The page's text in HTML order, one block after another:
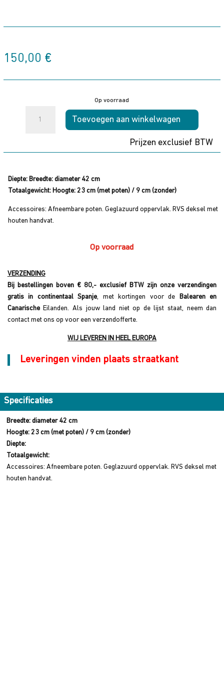
150,00 €
Op voorraad
Ploegschijf
Toevoegen aan winkelwagen
Prijzen exclusief BTW
Diepte: Breedte: diameter 42 cm
Totaalgewicht: Hoogte: 23 cm (met poten) / 9 cm (zonder)
Accessoires: Afneembare poten. Geglazuurd oppervlak. RVS deksel met
houten handvat.
Op voorraad
VERZENDING
Bij bestellingen boven € 80,- exclusief BTW zijn onze verzendingen
gratis in continentaal Spanje, met kortingen voor de Balearen en
CanarischeEilanden. Als jouw land niet op de lijst staat, neem dan
contact met ons op voor een verzendofferte.
WIJ LEVEREN IN HEEL EUROPA
Leveringen vinden plaats straatkant
Specificaties
Breedte: diameter 42 cm
Hoogte: 23 cm (met poten) / 9 cm (zonder)
Diepte:
Totaalgewicht:
Accessoires: Afneembare poten. Geglazuurd oppervlak. RVS deksel met
houten handvat.